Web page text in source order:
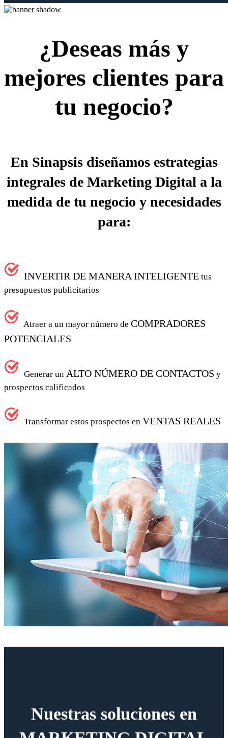
¿Deseas más y
mejores clientes para
tu negocio?
En Sinapsis diseñamos estrategias
integrales de Marketing Digital a la
medida de tu negocio y necesidades
para:
INVERTIR DE MANERA INTELIGENTE tus
presupuestos publicitarios
Atraer a un mayor número de COMPRADORES
POTENCIALES
Generar un ALTO NÚMERO DE CONTACTOS y
prospectos calificados
Transformar estos prospectos en VENTAS REALES
Nuestras soluciones en